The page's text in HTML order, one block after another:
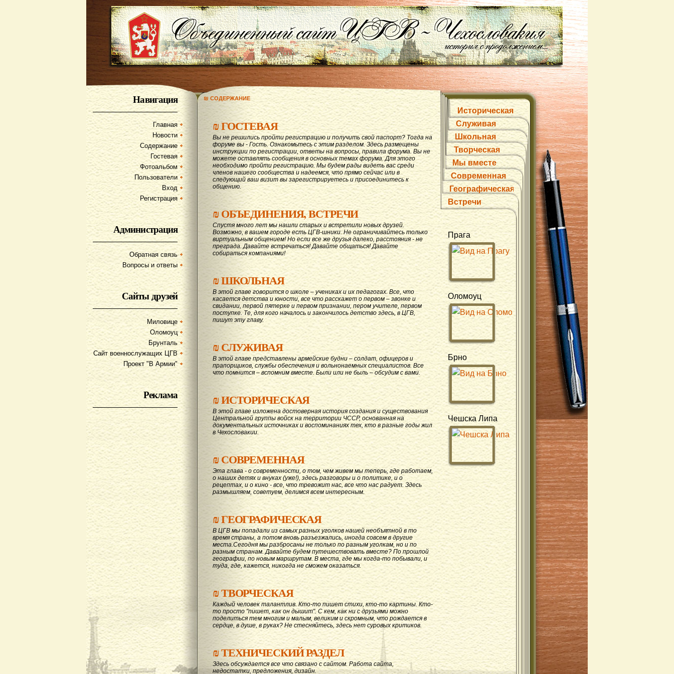
Навигация
Главная
Новости
Содержание
Гостевая
Фотоальбом
Пользователи
Вход
Регистрация
Администрация
Обратная связь
Вопросы и ответы
Сайты друзей
Миловице
Оломоуц
Брунталь
Сайт военнослужащих ЦГВ
Проект "В Армии"
Реклама
₪ СОДЕРЖАНИЕ
₪ГОСТЕВАЯ
Вы не решились пройти регистрацию и получить свой паспорт? Тогда на
форуме вы - Гость. Ознакомьтесь с этим разделом. Здесь размещены
инструкции по регистрации, ответы на вопросы, правила форума. Вы не
можете оставлять сообщения в основных темах форума. Для этого
необходимо пройти регистрацию. Мы будем рады видеть вас среди
членов нашего сообщества и надеемся, что прямо сейчас или в
следующий ваш визит вы зарегистрируетесь и присоединитесь к
общению.
₪ОБЪЕДИНЕНИЯ, ВСТРЕЧИ
Спустя много лет мы нашли старых и встретили новых друзей.
Возможно, в вашем городе есть ЦГВ-шники. Не ограничивайтесь только
виртуальным общением! Но если все же друзья далеко, расстояния - не
преграда. Давайте вcтречаться! Давайте общаться! Давайте
собираться компаниями!
₪ШКОЛЬНАЯ
В этой главе говорится о школе – учениках и их педагогах. Все, что
касается детства и юности, все что расскажет о первом – звонке и
свидании, первой пятерке и первом признании, пером учителе, первом
поступке. Те, для кого началось и закончилось детство здесь, в ЦГВ,
пишут эту главу.
₪СЛУЖИВАЯ
В этой главе представлены армейские будни – солдат, офицеров и
прапорщиков, службы обеспечения и вольнонаемных специалистов. Все
что помнится – вспомним вместе. Были или не быль – обсудим с вами.
₪ИСТОРИЧЕСКАЯ
В этой главе изложена достоверная история создания и существования
Центральной группы войск на территории ЧССР, основанная на
документальных источниках и воспоминаниях тех, кто в разные годы жил
в Чехословакии.
₪СОВРЕМЕННАЯ
Эта глава - о современности, о том, чем живем мы теперь, где работаем,
о наших детях и внуках (уже!), здесь разговоры и о политике, и о
рецептах, и о кино - все, что тревожит нас, все что нас радует. Здесь
размышляем, советуем, делимся всем интересным.
₪ГЕОГРАФИЧЕСКАЯ
В ЦГВ мы попадали из самых разных уголков нашей необъятной в то
время страны, а потом вновь разъезжались, иногда совсем в другие
места.Сегодня мы разбросаны не только по разным уголкам, но и по
разным странам. Давайте будем путешествовать вместе? По прошлой
географии, по новым маршрутам. В места, где мы когда-то побывали, и
туда, где, кажется, никогда не сможем оказаться.
₪ТВОРЧЕСКАЯ
Каждый человек талантлив. Кто-то пишет стихи, кто-то картины. Кто-
то просто "пишет, как он дышит". С кем, как ни с друзьями можно
поделиться тем многим и малым, великим и скромным, что рождается в
сердце, в душе, в руках? Не стесняйтесь, здесь нет суровых критиков.
₪ТЕХНИЧЕСКИЙ РАЗДЕЛ
Здесь обсуждается все что связано с сайтом. Работа сайта,
недостатки, предложения, дизайн.
Историческая
Служивая
Школьная
Творческая
Мы вместе
Современная
Географическая
Встречи
Прага
Оломоуц
Брно
Чешска Липа